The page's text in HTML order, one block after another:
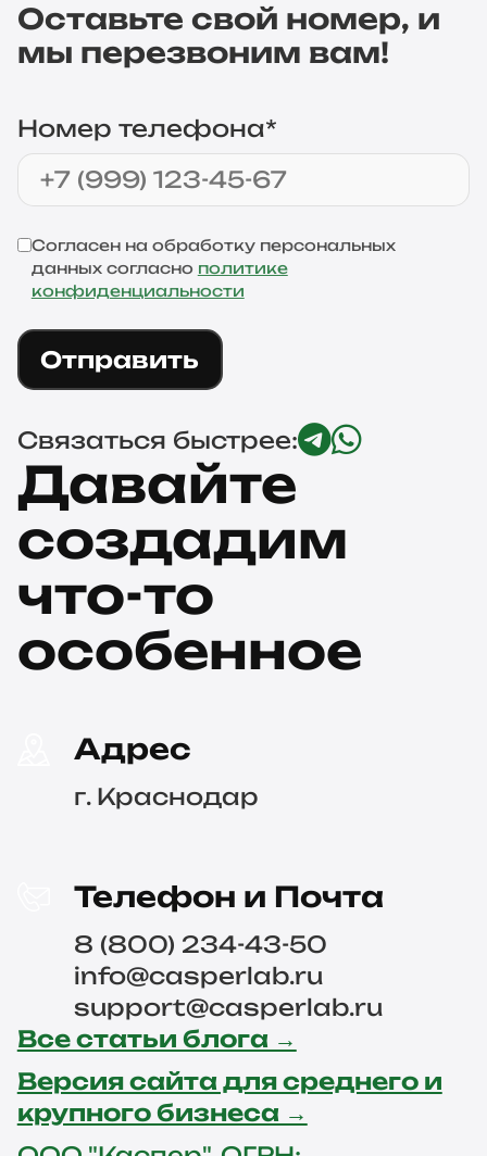
Давайте
создадим
что-то
особенное
Адрес
г. Краснодар
Телефон и Почта
8 (800) 234-43-50
info@casperlab.ru
support@casperlab.ru
Все статьи блога →
Версия сайта для среднего и
крупного бизнеса →
Оставьте свой номер, и
мы перезвоним вам!
Номер телефона*
Согласен на обработку персональных
данных согласно политике
конфиденциальности
Отправить
Связаться быстрее: